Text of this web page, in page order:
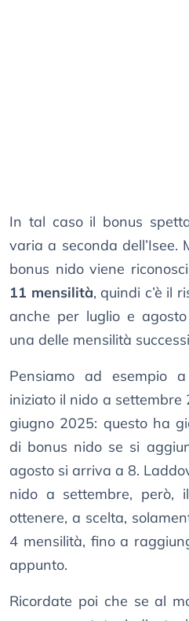
In tal caso il bonus
varia a seconda dell’Isee.
bonus nido viene
11 mensilità, quindi c’è il
anche per luglio e
una delle mensilità
Pensiamo ad esempio
iniziato il nido a settembre
giugno 2025: questo ha
di bonus nido se si
agosto si arriva a 8.
nido a settembre, però,
ottenere, a scelta,
4 mensilità, fino a
appunto.
Ricordate poi che se al